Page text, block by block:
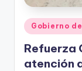
Publicado
en
Gobierno
Refuerza
atención